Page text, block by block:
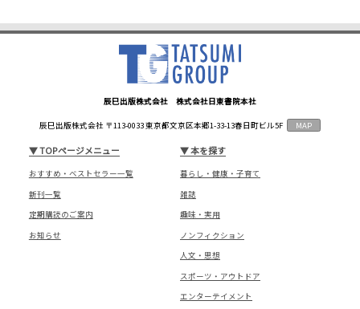
辰巳出版株式会社 株式会社日東書院本社
辰巳出版株式会社 〒113-0033 東京都文京区本郷1-33-13春日町ビル5F MAP
▼TOPページメニュー
おすすめ・ベストセラー一覧
新刊一覧
定期購読のご案内
お知らせ
▼本を探す
暮らし・健康・子育て
雑誌
趣味・実用
ノンフィクション
人文・思想
スポーツ・アウトドア
エンターテイメント